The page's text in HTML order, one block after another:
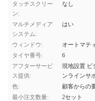
タッチスクリー
ン:
なし
マルチメディア
システム:
はい
ウィンドウ:
オートマテ
タイヤ番号:
6
アフターサービ
ス提供:
現地設置 ビ
ンラインサ
色:
顧客からの
最小注文数量:
2セット